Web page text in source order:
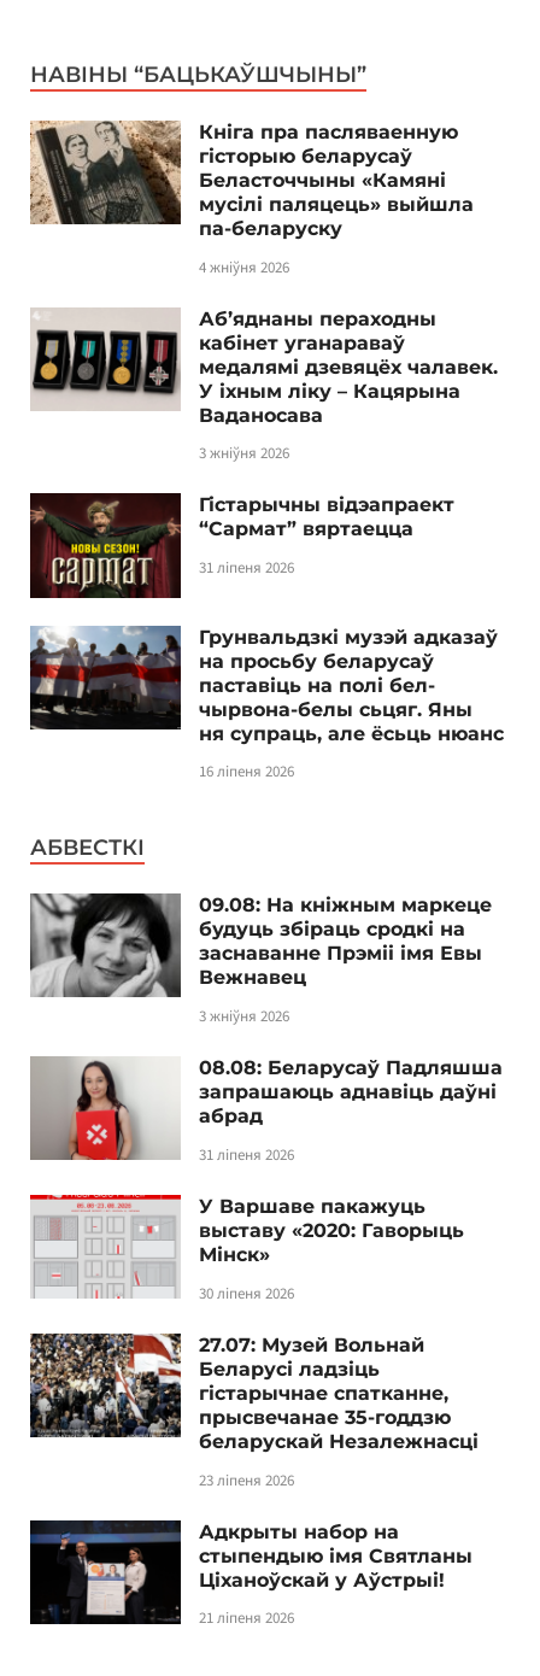
НАВІНЫ “БАЦЬКАЎШЧЫНЫ”
Кніга пра пасляваенную
гісторыю беларусаў
Беласточчыны «Камяні
мусілі паляцець» выйшла
па-беларуску
4 жніўня 2026
Аб’яднаны пераходны
кабінет уганараваў
медалямі дзевяцёх чалавек.
У іхным ліку – Кацярына
Ваданосава
3 жніўня 2026
Гістарычны відэапраект
“Сармат” вяртаецца
31 ліпеня 2026
Грунвальдзкі музэй адказаў
на просьбу беларусаў
паставіць на полі бел-
чырвона-белы сьцяг. Яны
ня супраць, але ёсьць нюанс
16 ліпеня 2026
АБВЕСТКІ
09.08: На кніжным маркеце
будуць збіраць сродкі на
заснаванне Прэміі імя Евы
Вежнавец
3 жніўня 2026
08.08: Беларусаў Падляшша
запрашаюць аднавіць даўні
абрад
31 ліпеня 2026
У Варшаве пакажуць
выставу «2020: Гаворыць
Мінск»
30 ліпеня 2026
27.07: Музей Вольнай
Беларусі ладзіць
гістарычнае спатканне,
прысвечанае 35-годдзю
беларускай Незалежнасці
23 ліпеня 2026
Адкрыты набор на
стыпендыю імя Святланы
Ціханоўскай у Аўстрыі!
21 ліпеня 2026